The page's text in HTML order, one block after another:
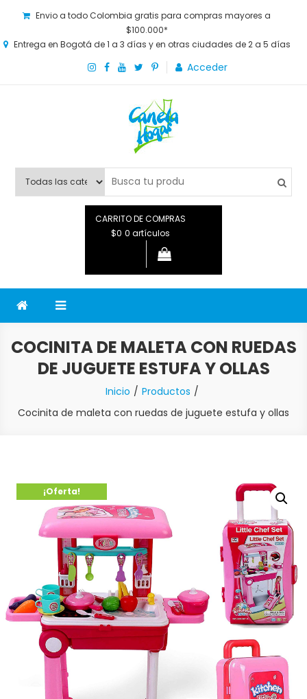
Envio a todo Colombia gratis para compras mayores a
$100.000*
Entrega en Bogotá de 1 a 3 días y en otras ciudades de 2 a 5 días
Acceder
Canela Hogar
novedosos productos para grandes y chicos, además de lo
que necesitas saber para disfrutar tu hogar.
CARRITO DE COMPRAS
$0 0 artículos
COCINITA DE MALETA CON RUEDAS
DE JUGUETE ESTUFA Y OLLAS
Inicio
Productos
Cocinita de maleta con ruedas de juguete estufa y ollas
¡Oferta!